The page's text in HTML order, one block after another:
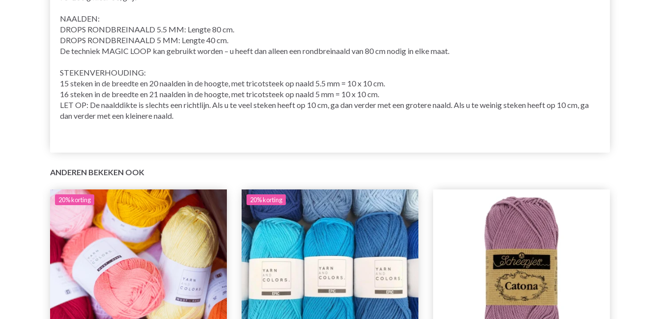
NAALDEN:
DROPS RONDBREINAALD 5.5 MM: Lengte 80 cm.
DROPS RONDBREINAALD 5 MM: Lengte 40 cm.
De techniek MAGIC LOOP kan gebruikt worden – u heeft dan alleen een rondbreinaald van 80 cm nodig in elke maat.
STEKENVERHOUDING:
15 steken in de breedte en 20 naalden in de hoogte, mettricotsteek op naald 5.5 mm = 10 x 10 cm.
16 steken in de breedte en 21 naalden in de hoogte, met tricotsteek op naald 5 mm = 10 x 10 cm.
LET OP: De naalddikte is slechts een richtlijn. Als u te veel steken heeft op 10 cm, ga dan verder met een grotere naald. Als u te weinig steken heeft op 10 cm, ga
dan verder met een kleinere naald.
ANDEREN BEKEKEN OOK
20%korting 20%korting